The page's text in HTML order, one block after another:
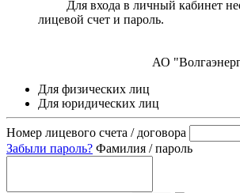
Для входа в личный кабинет
лицевой счет
АО
Для физических лиц
Для юридических лиц
Номер лицевого счета / договора
Забыли пароль? Фамилия / пароль